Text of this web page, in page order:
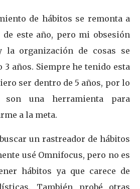
de hábitos se remonta a
este año, pero mi obsesión
organización de cosas se
3 años. Siempre he tenido esta
ser dentro de 5 años, por lo
una herramienta para
a la meta.
un rastreador de hábitos
usé Omnifocus, pero no es
hábitos ya que carece de
También probé otras